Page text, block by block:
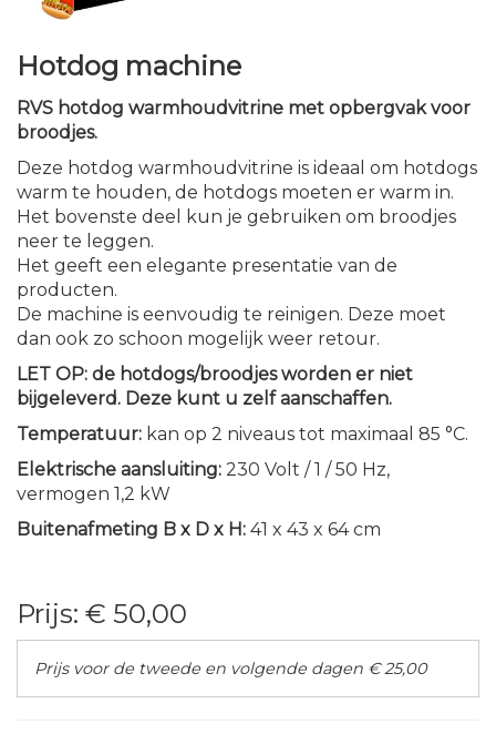
Hotdog machine
RVS hotdog warmhoudvitrine met opbergvak voor
broodjes.
Deze hotdog warmhoudvitrine is ideaal om hotdogs
warm te houden, de hotdogs moeten er warm in.
Het bovenste deel kun je gebruiken om broodjes
neer te leggen.
Het geeft een elegante presentatie van de
producten.
De machine is eenvoudig te reinigen. Deze moet
dan ook zo schoon mogelijk weer retour.
LET OP: de hotdogs/broodjes worden er niet
bijgeleverd. Deze kunt u zelf aanschaffen.
Temperatuur: kan op 2 niveaus tot maximaal 85 °C.
Elektrische aansluiting: 230 Volt / 1 / 50 Hz,
vermogen 1,2 kW
Buitenafmeting B x D x H: 41 x 43 x 64 cm
Prijs: € 50,00
Prijs voor de tweede en volgende dagen € 25,00